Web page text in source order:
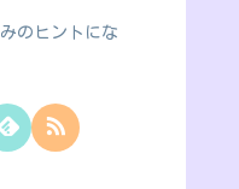
のヒントにな